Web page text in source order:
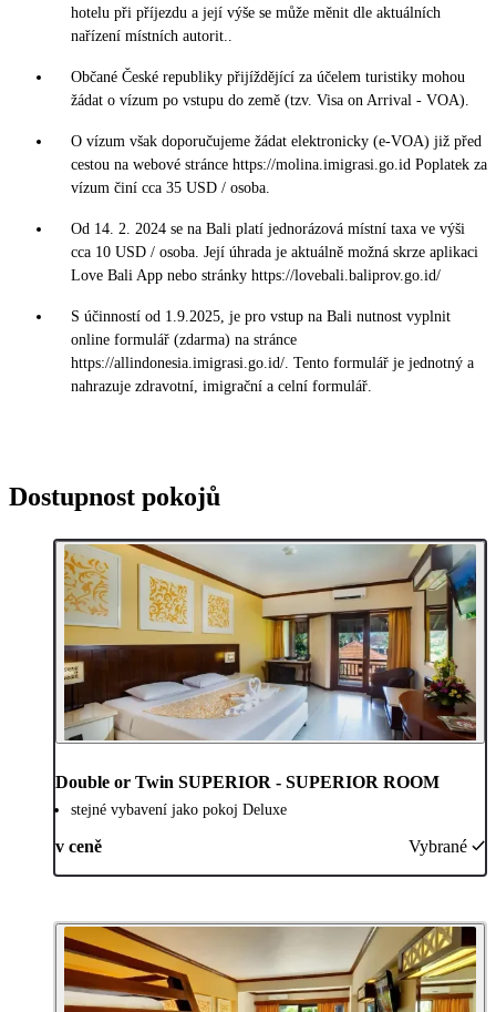
hotelu při příjezdu a její výše se může měnit dle aktuálních
nařízení místních autorit..
Občané České republiky přijíždějící za účelem turistiky mohou
žádat o vízum po vstupu do země (tzv. Visa on Arrival - VOA).
O vízum však doporučujeme žádat elektronicky (e-VOA) již před
cestou na webové stránce https://molina.imigrasi.go.id Poplatek za
vízum činí cca 35 USD / osoba.
Od 14. 2. 2024 se na Bali platí jednorázová místní taxa ve výši
cca 10 USD / osoba. Její úhrada je aktuálně možná skrze aplikaci
Love Bali App nebo stránky https://lovebali.baliprov.go.id/
S účinností od 1.9.2025, je pro vstup na Bali nutnost vyplnit
online formulář (zdarma) na stránce
https://allindonesia.imigrasi.go.id/. Tento formulář je jednotný a
nahrazuje zdravotní, imigrační a celní formulář.
Dostupnost pokojů
Double or Twin SUPERIOR - SUPERIOR ROOM
stejné vybavení jako pokoj Deluxe
v ceně Vybrané